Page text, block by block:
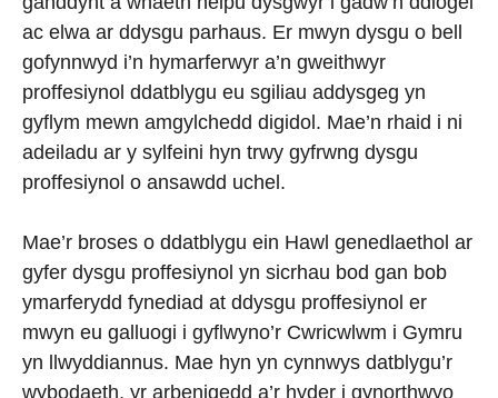
ac elwa ar ddysgu parhaus. Er mwyn dysgu o bell
gofynnwyd i’n hymarferwyr a’n gweithwyr
proffesiynol ddatblygu eu sgiliau addysgeg yn
gyflym mewn amgylchedd digidol. Mae’n rhaid i ni
adeiladu ar y sylfeini hyn trwy gyfrwng dysgu
proffesiynol o ansawdd uchel.
Mae’r broses o ddatblygu ein Hawl genedlaethol ar
gyfer dysgu proffesiynol yn sicrhau bod gan bob
ymarferydd fynediad at ddysgu proffesiynol er
mwyn eu galluogi i gyflwyno’r Cwricwlwm i Gymru
yn llwyddiannus. Mae hyn yn cynnwys datblygu’r
wybodaeth, yr arbenigedd a’r hyder i gynorthwyo